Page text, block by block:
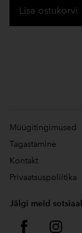
Lisa ostukorvi
Müügitingimused
Tagastamine
Kontakt
Privaatsuspoliitika
Jälgi meid